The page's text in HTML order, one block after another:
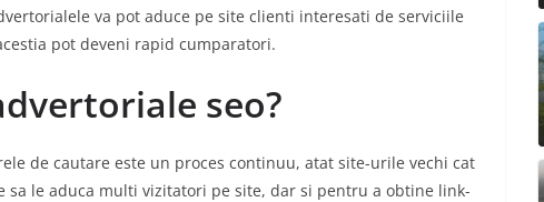
va pot aduce pe site clienti interesati de serviciile
pot deveni rapid cumparatori.
seo?
de cautare este un proces continuu, atat site-urile vechi cat
sa le aduca multi vizitatori pe site, dar si pentru a obtine link-